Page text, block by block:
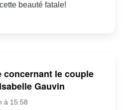
beauté fatale!
concernant le couple
Gauvin
à 15:58